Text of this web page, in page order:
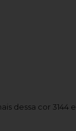
dessa cor 3144 e